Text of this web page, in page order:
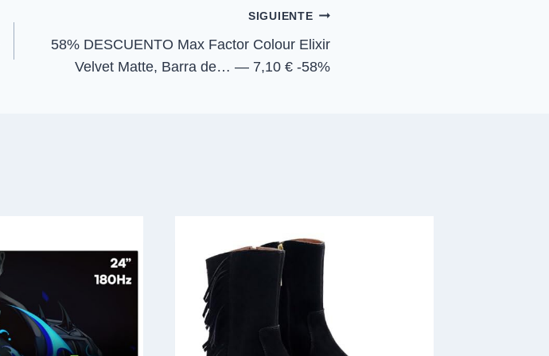
SIGUIENTE
58% DESCUENTO Max Factor Colour Elixir
Velvet Matte, Barra de… — 7,10 € -58%